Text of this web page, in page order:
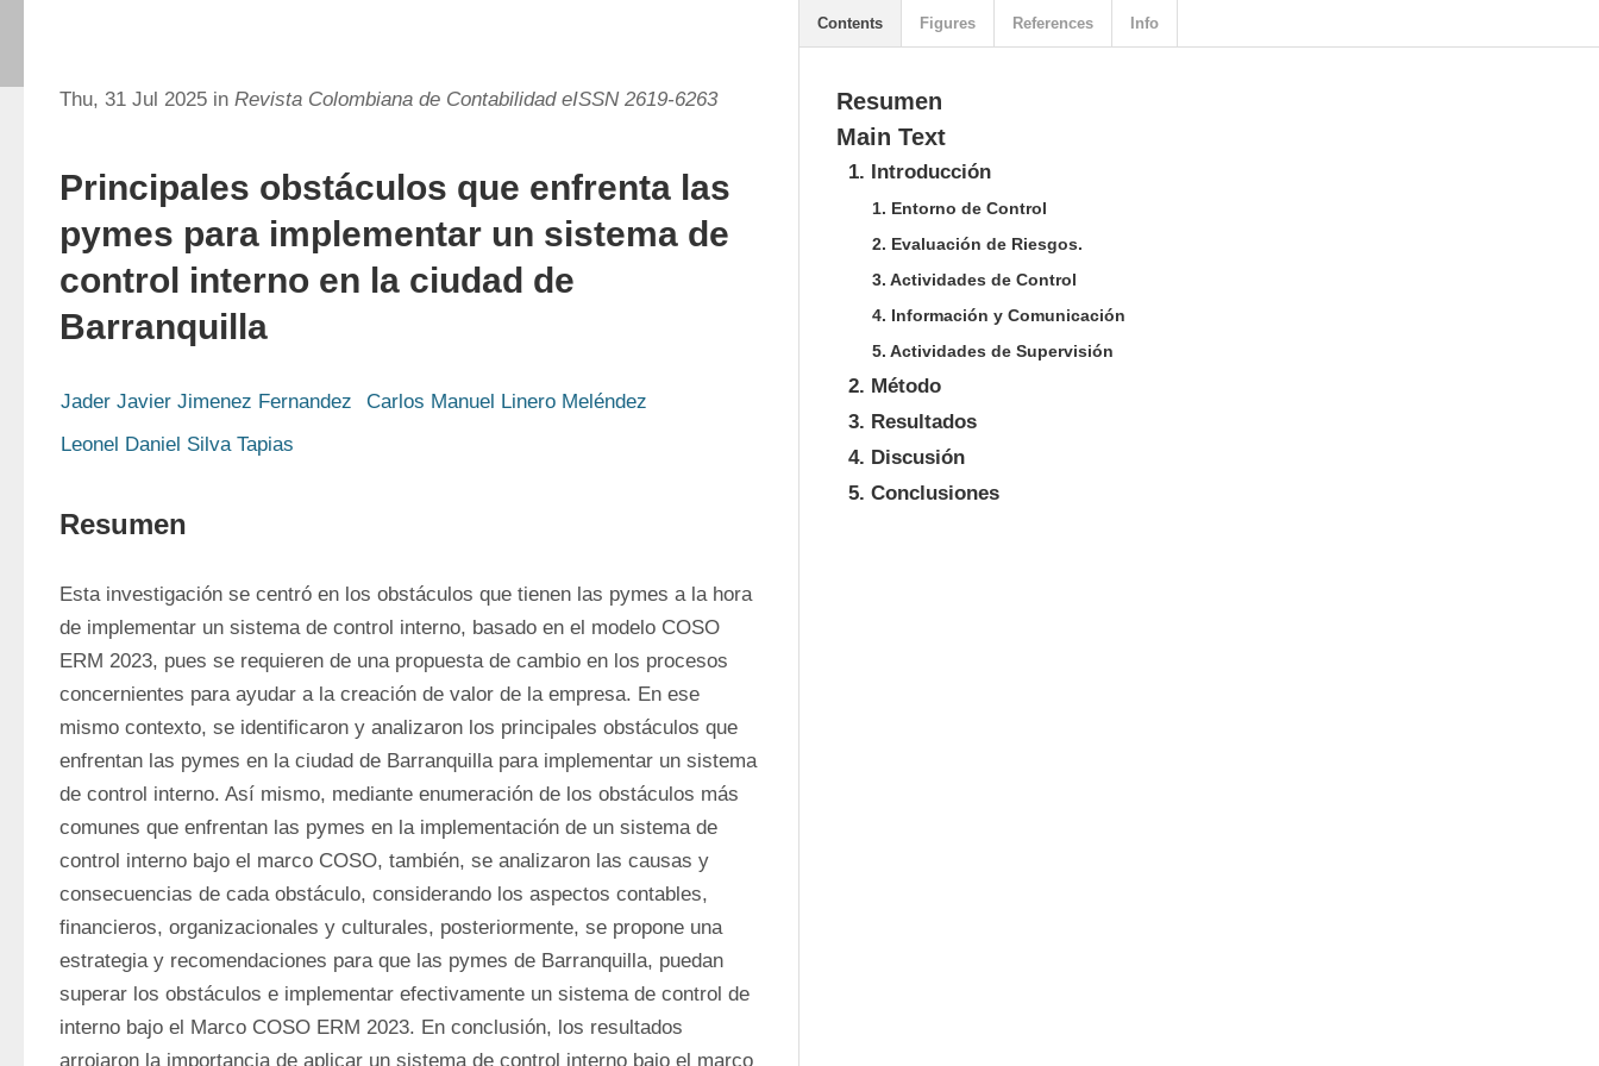
Thu, 31 Jul 2025 in Revista Colombiana de Contabilidad eISSN 2619-6263
Principales obstáculos que enfrenta las
pymes para implementar un sistema de
control interno en la ciudad de
Barranquilla
Jader Javier Jimenez Fernandez
Carlos Manuel Linero Meléndez
Leonel Daniel Silva Tapias
Resumen
Esta investigación se centró en los obstáculos que tienen las pymes a la hora
de implementar un sistema de control interno, basado en el modelo COSO
ERM 2023, pues se requieren de una propuesta de cambio en los procesos
concernientes para ayudar a la creación de valor de la empresa. En ese
mismo contexto, se identificaron y analizaron los principales obstáculos que
enfrentan las pymes en la ciudad de Barranquilla para implementar un sistema
de control interno. Así mismo, mediante enumeración de los obstáculos más
comunes que enfrentan las pymes en la implementación de un sistema de
control interno bajo el marco COSO, también, se analizaron las causas y
consecuencias de cada obstáculo, considerando los aspectos contables,
financieros, organizacionales y culturales, posteriormente, se propone una
estrategia y recomendaciones para que las pymes de Barranquilla, puedan
superar los obstáculos e implementar efectivamente un sistema de control de
interno bajo el Marco COSO ERM 2023. En conclusión, los resultados
arrojaron la importancia de aplicar un sistema de control interno bajo el marco
Resumen
Main Text
1. Introducción
1. Entorno de Control
2. Evaluación de Riesgos.
3. Actividades de Control
4. Información y Comunicación
5. Actividades de Supervisión
2. Método
3. Resultados
4. Discusión
5. Conclusiones
Contents Figures References Info